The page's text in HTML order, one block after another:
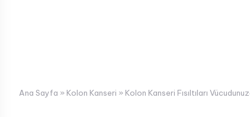
Ana Sayfa » Kolon Kanseri » Kolon Kanseri Fısıltıları